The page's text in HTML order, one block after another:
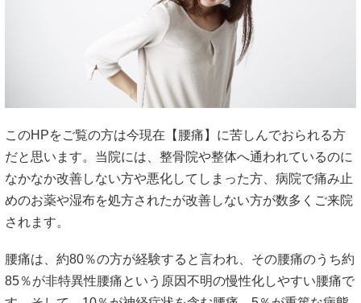
このHPをご覧の方は今現在【腰痛】に苦しんでおられる方
だと思います。当院には、整骨院や整体へ通われているのに
なかなか改善しない方や悪化してしまった方、病院で痛み止
めのお薬や湿布を処方されたが改善しない方が数多くご来院
されます。
腰痛は、約80％の方が経験すると言われ、その腰痛のうち約
85％が非特異性腰痛という原因不明の慢性化しやすい腰痛で